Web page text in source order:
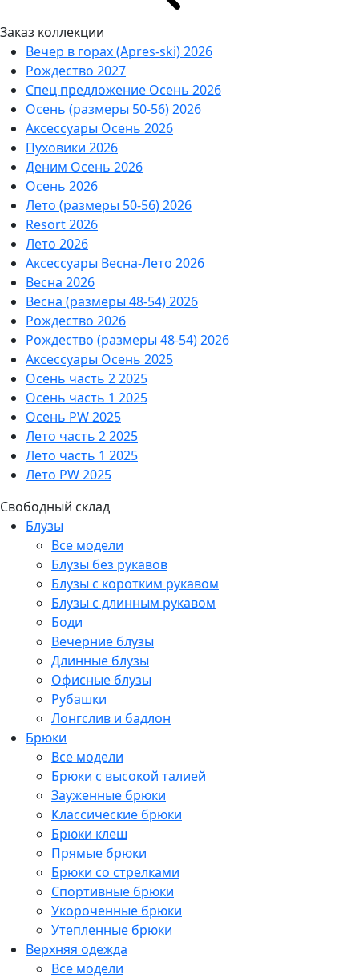
Заказ коллекции
Вечер в горах (Apres-ski) 2026
Рождество 2027
Спец предложение Осень 2026
Осень (размеры 50-56) 2026
Аксессуары Осень 2026
Пуховики 2026
Деним Осень 2026
Осень 2026
Лето (размеры 50-56) 2026
Resort 2026
Лето 2026
Аксессуары Весна-Лето 2026
Весна 2026
Весна (размеры 48-54) 2026
Рождество 2026
Рождество (размеры 48-54) 2026
Аксессуары Осень 2025
Осень часть 2 2025
Осень часть 1 2025
Осень PW 2025
Лето часть 2 2025
Лето часть 1 2025
Лето PW 2025
Свободный склад
Блузы
Все модели
Блузы без рукавов
Блузы с коротким рукавом
Блузы с длинным рукавом
Боди
Вечерние блузы
Длинные блузы
Офисные блузы
Рубашки
Лонгслив и бадлон
Брюки
Все модели
Брюки с высокой талией
Зауженные брюки
Классические брюки
Брюки клеш
Прямые брюки
Брюки со стрелками
Спортивные брюки
Укороченные брюки
Утепленные брюки
Верхняя одежда
Все модели